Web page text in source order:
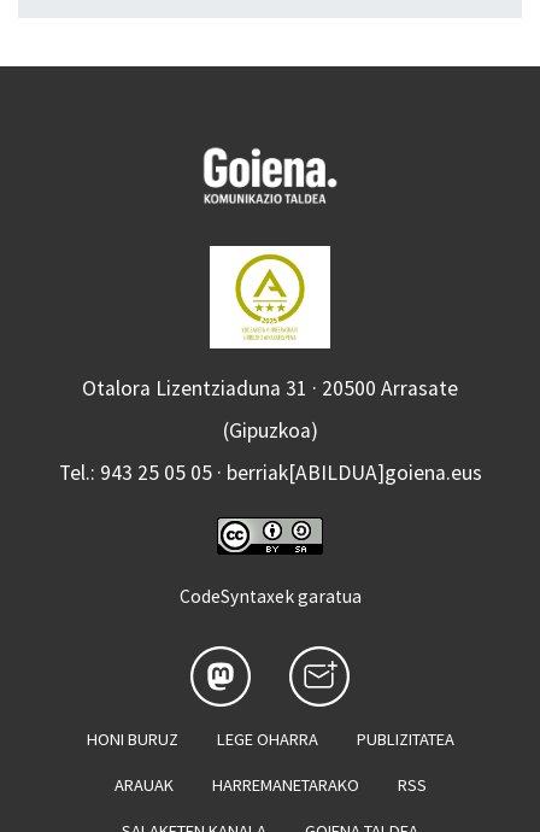
Otalora Lizentziaduna 31 · 20500 Arrasate
(Gipuzkoa)
Tel.: 943 25 05 05 · berriak[ABILDUA]goiena.eus
CodeSyntaxek garatua
HONI BURUZ LEGE OHARRA PUBLIZITATEA
ARAUAK HARREMANETARAKO RSS